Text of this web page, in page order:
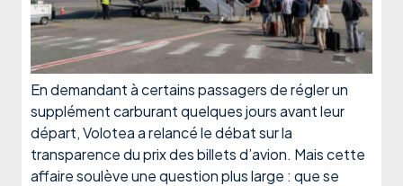
En demandant à certains passagers de régler un
supplément carburant quelques jours avant leur
départ, Volotea a relancé le débat sur la
transparence du prix des billets d’avion. Mais cette
affaire soulève une question plus large : que se